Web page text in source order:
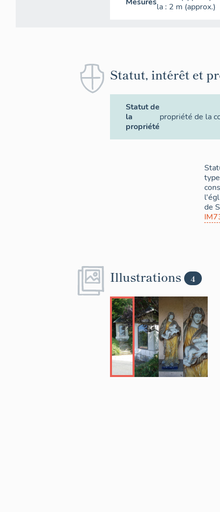
la : 2 m (approx.)
Statut, intérêt et
Statut de
la
propriété
propriété de la
de
Illustrations 4